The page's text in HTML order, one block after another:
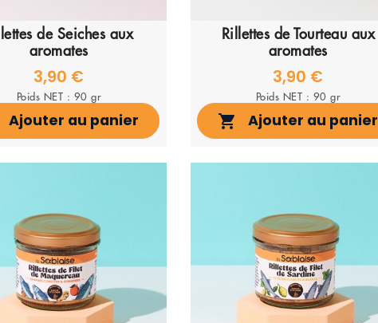
de Seiches aux
aromates
3,90 €
Poids NET : 90 gr
Ajouter au panier
Rillettes de Tourteau aux
aromates
3,90 €
Poids NET : 90 gr
 Ajouter au panier